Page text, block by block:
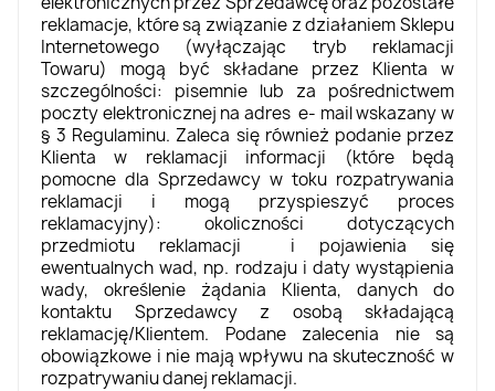
reklamacje, które są związanie z działaniem Sklepu
Internetowego (wyłączając tryb reklamacji
Towaru) mogą być składane przez Klienta w
szczególności: pisemnie lub za pośrednictwem
poczty elektronicznej na adres e- mail wskazany w
§ 3 Regulaminu. Zaleca się również podanie przez
Klienta w reklamacji informacji (które będą
pomocne dla Sprzedawcy w toku rozpatrywania
reklamacji i mogą przyspieszyć proces
reklamacyjny): okoliczności dotyczących
przedmiotu reklamacji i pojawienia się
ewentualnych wad, np. rodzaju i daty wystąpienia
wady, określenie żądania Klienta, danych do
kontaktu Sprzedawcy z osobą składającą
reklamację/Klientem. Podane zalecenia nie są
obowiązkowe i nie mają wpływu na skuteczność w
rozpatrywaniu danej reklamacji.